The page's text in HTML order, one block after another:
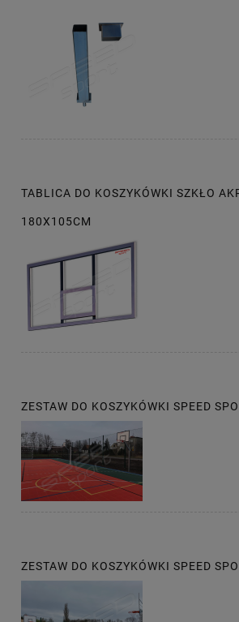
TABLICA DO KOSZYKÓWKI SZKŁO
180X105CM
ZESTAW DO KOSZYKÓWKI SPEED
ZESTAW DO KOSZYKÓWKI SPEED